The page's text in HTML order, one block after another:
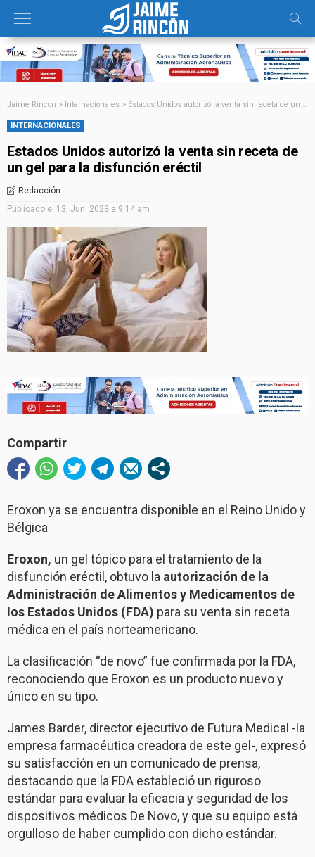
Jaime Rincon > Internacionales > Estados Unidos autorizó la venta sin receta de un gel para la disfunción eréctil
INTERNACIONALES
Estados Unidos autorizó la venta sin receta de
un gel para la disfunción eréctil
Redacción
Publicado el 13, Jun. 2023 a 9:14 am
Compartir
Eroxon ya se encuentra disponible en el Reino Unido y
Bélgica
Eroxon, un gel tópico para el tratamiento de la
disfunción eréctil, obtuvo la autorización de la
Administración de Alimentos y Medicamentos de
los Estados Unidos (FDA) para su venta sin receta
médica en el país norteamericano.
La clasificación “de novo” fue confirmada por la FDA,
reconociendo que Eroxon es un producto nuevo y
único en su tipo.
James Barder, director ejecutivo de Futura Medical -la
empresa farmacéutica creadora de este gel-, expresó
su satisfacción en un comunicado de prensa,
destacando que la FDA estableció un riguroso
estándar para evaluar la eficacia y seguridad de los
dispositivos médicos De Novo, y que su equipo está
orgulloso de haber cumplido con dicho estándar.